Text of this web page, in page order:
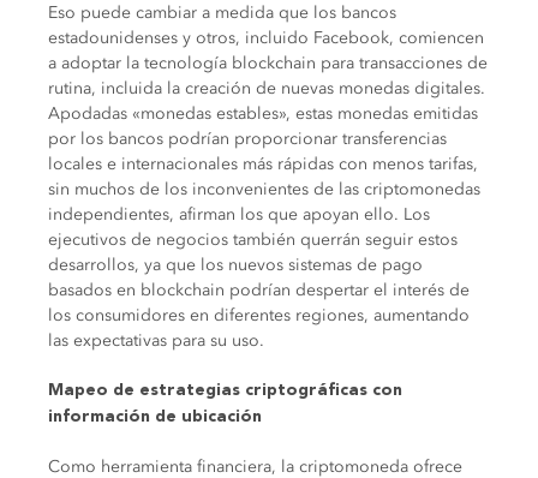
Eso puede cambiar a medida que los bancos
estadounidenses y otros, incluido Facebook, comiencen
a adoptar la tecnología blockchain para transacciones de
rutina, incluida la creación de nuevas monedas digitales.
Apodadas «monedas estables», estas monedas emitidas
por los bancos podrían proporcionar transferencias
locales e internacionales más rápidas con menos tarifas,
sin muchos de los inconvenientes de las criptomonedas
independientes, afirman los que apoyan ello. Los
ejecutivos de negocios también querrán seguir estos
desarrollos, ya que los nuevos sistemas de pago
basados ​​en blockchain podrían despertar el interés de
los consumidores en diferentes regiones, aumentando
las expectativas para su uso.
Mapeo de estrategias criptográficas con
información de ubicación
Como herramienta financiera, la criptomoneda ofrece